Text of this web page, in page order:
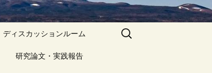
ディスカッションルーム
アーカイブ（１）
研究論文・実践報告
検
索: